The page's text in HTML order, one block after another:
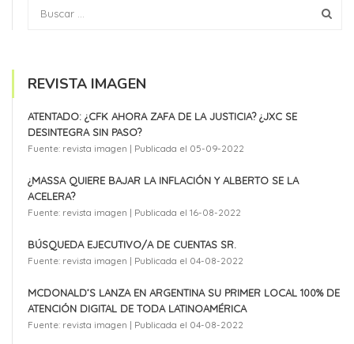
REVISTA IMAGEN
ATENTADO: ¿CFK AHORA ZAFA DE LA JUSTICIA? ¿JXC SE
DESINTEGRA SIN PASO?
Fuente: revista imagen Publicada el 05-09-2022
¿MASSA QUIERE BAJAR LA INFLACIÓN Y ALBERTO SE LA
ACELERA?
Fuente: revista imagen Publicada el 16-08-2022
BÚSQUEDA EJECUTIVO/A DE CUENTAS SR.
Fuente: revista imagen Publicada el 04-08-2022
MCDONALD’S LANZA EN ARGENTINA SU PRIMER LOCAL 100% DE
ATENCIÓN DIGITAL DE TODA LATINOAMÉRICA
Fuente: revista imagen Publicada el 04-08-2022